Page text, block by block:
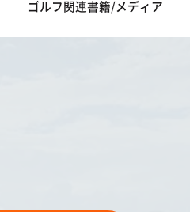
ゴルフ関連書籍/メディア